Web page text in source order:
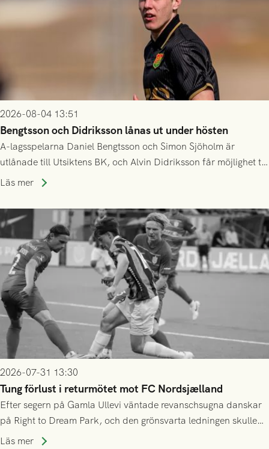
2026-08-04 13:51
Bengtsson och Didriksson lånas ut under hösten
A-lagsspelarna Daniel Bengtsson och Simon Sjöholm är
utlånade till Utsiktens BK, och Alvin Didriksson får möjlighet till
speltid i Hestrafors genom föreningssamarbete.
Läs mer
2026-07-31 13:30
Tung förlust i returmötet mot FC Nordsjælland
Efter segern på Gamla Ullevi väntade revanschsugna danskar
på Right to Dream Park, och den grönsvarta ledningen skulle
upphöra efter mindre än kvarten spelad. På lika mark visade
Läs mer